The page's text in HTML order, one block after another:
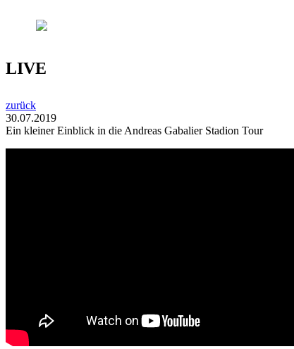
LIVE
zurück
30.07.2019
Ein kleiner Einblick in die Andreas Gabalier Stadion Tour